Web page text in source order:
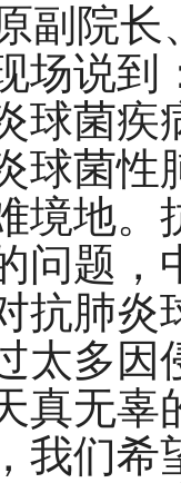
副院
场说到
球菌疾
球菌
境地
问题
抗肺炎
太多
真无辜
我们